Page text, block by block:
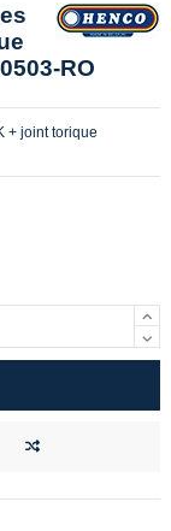
RO
+ joint torique